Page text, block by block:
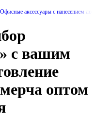
Офисные аксессуары с нанесением
с вашим
оптом